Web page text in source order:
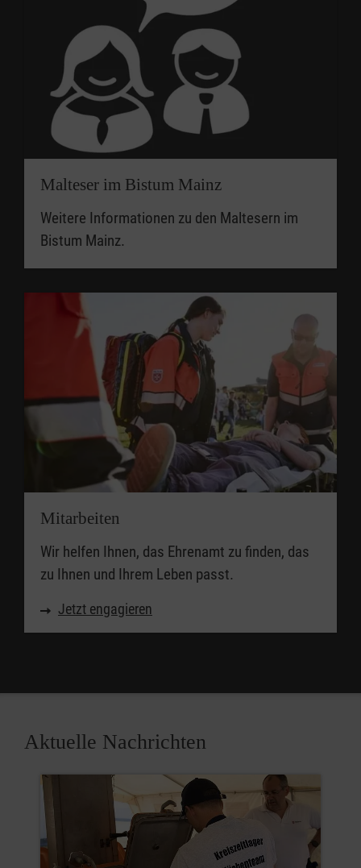
Malteser im Bistum Mainz
Weitere Informationen zu den Maltesern im
Bistum Mainz.
Mitarbeiten
Wir helfen Ihnen, das Ehrenamt zu finden, das
zu Ihnen und Ihrem Leben passt.
Jetzt engagieren
Aktuelle Nachrichten